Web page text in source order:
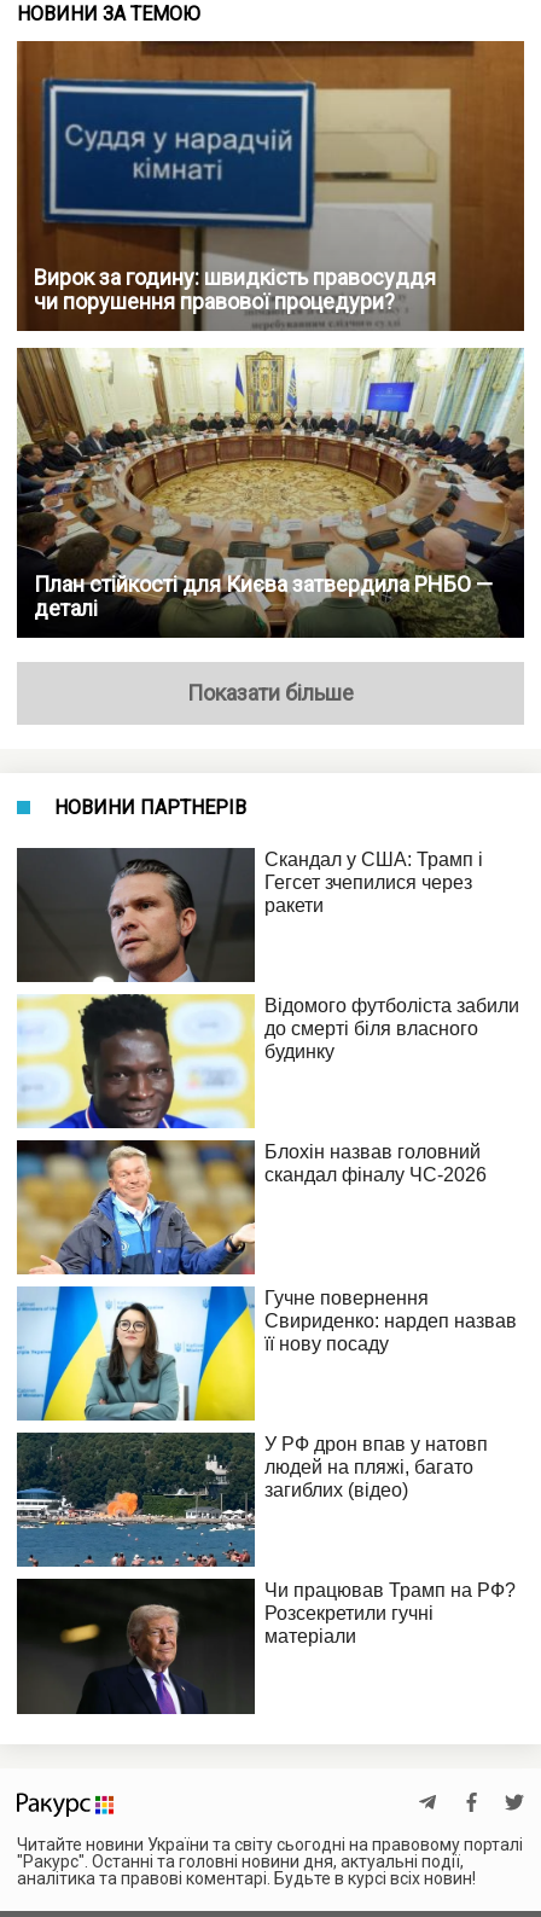
НОВИНИ ЗА ТЕМОЮ
Вирок за годину: швидкість правосуддя
чи порушення правової процедури?
План стійкості для Києва затвердила РНБО —
деталі
Показати більше
НОВИНИ ПАРТНЕРІВ
Читайте новини України та світу сьогодні на правовому порталі
"Ракурс". Останні та головні новини дня, актуальні події,
аналітика та правові коментарі. Будьте в курсі всіх новин!